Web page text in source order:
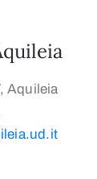
Aquileia